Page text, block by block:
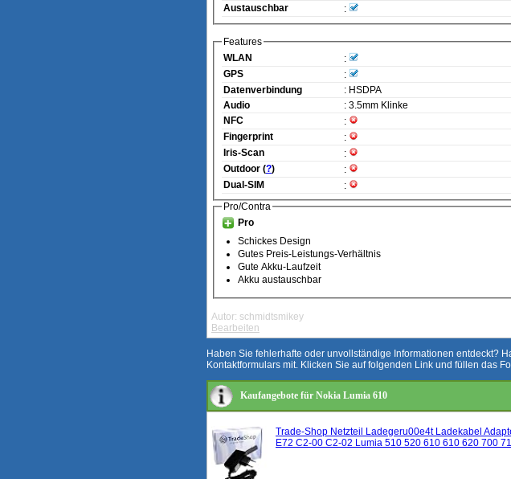
Austauschbar
:
Features
WLAN
:
GPS
:
Datenverbindung
: HSDPA
Audio
: 3.5mm Klinke
NFC
:
Fingerprint
:
Iris-Scan
:
Outdoor (?)
:
Dual-SIM
:
Pro/Contra
Pro
Schickes Design
Gutes Preis-Leistungs-Verhältnis
Gute Akku-Laufzeit
Akku austauschbar
Autor: schmidtsmikey
Bearbeiten
Haben Sie fehlerhafte oder unvollständige Informationen entdeckt?
Kontaktformulars mit. Klicken Sie auf folgenden Link und füllen das
Kaufangebote für Nokia Lumia 610
Trade-Shop Netzteil Ladegeru00e4t Ladekabel
E72 C2-00 C2-02 Lumia 510 520 610 610 620 700